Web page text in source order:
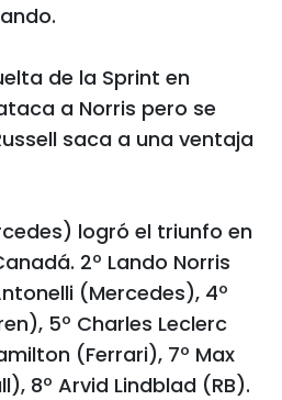
de la Sprint en
a Norris pero se
saca a una ventaja
logró el triunfo en
2º Lando Norris
(Mercedes), 4º
5º Charles Leclerc
(Ferrari), 7º Max
8º Arvid Lindblad (RB).